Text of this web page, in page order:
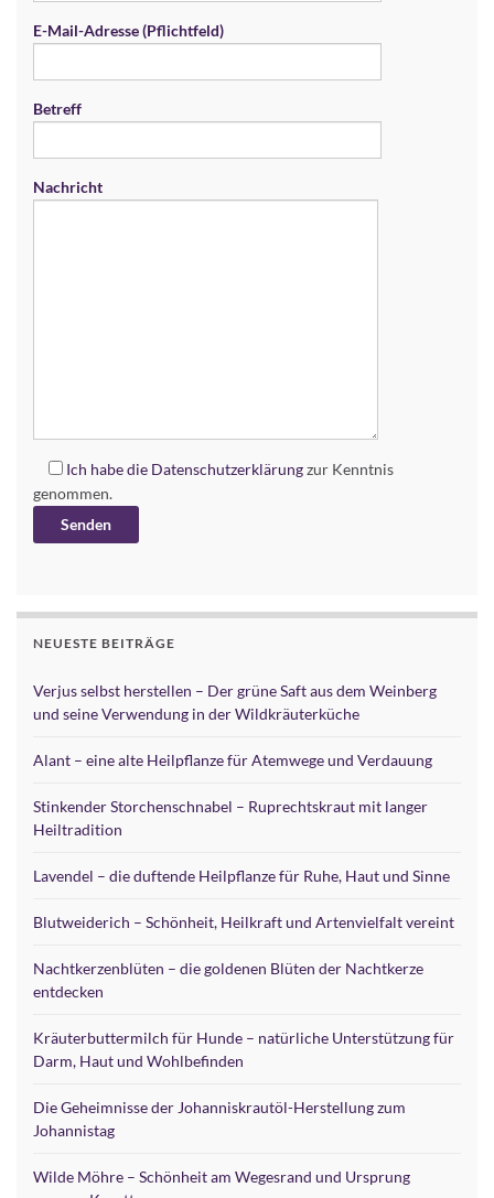
E-Mail-Adresse (Pflichtfeld)
Betreff
Nachricht
Ich habe die Datenschutzerklärungzur Kenntnis
genommen.
NEUESTE BEITRÄGE
Verjus selbst herstellen – Der grüne Saft aus dem Weinberg
und seine Verwendung in der Wildkräuterküche
Alant – eine alte Heilpflanze für Atemwege und Verdauung
Stinkender Storchenschnabel – Ruprechtskraut mit langer
Heiltradition
Lavendel – die duftende Heilpflanze für Ruhe, Haut und Sinne
Blutweiderich – Schönheit, Heilkraft und Artenvielfalt vereint
Nachtkerzenblüten – die goldenen Blüten der Nachtkerze
entdecken
Kräuterbuttermilch für Hunde – natürliche Unterstützung für
Darm, Haut und Wohlbefinden
Die Geheimnisse der Johanniskrautöl-Herstellung zum
Johannistag
Wilde Möhre – Schönheit am Wegesrand und Ursprung